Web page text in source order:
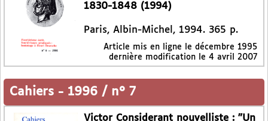
1830-1848 (1994)
Paris, Albin-Michel, 1994. 365 p.
Article mis en ligne le décembre 1995
dernière modification le 4 avril 2007
Cahiers - 1996 / n° 7
Victor Considerant nouvelliste : "Un